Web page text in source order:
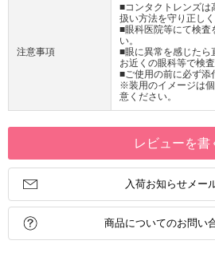
注意事項
■コンタクトレンズは
扱い方法を守り正し
■眼科医院等にて検査
い。
■眼に異常を感じたら
お近くの眼科等で検
■ご使用の前に必ず添
※装用のイメージは
意ください。
レビューを書
入荷お知らせメー
商品についてのお問い